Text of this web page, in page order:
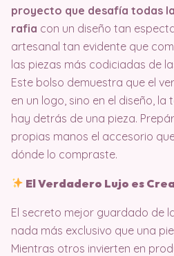
proyecto que desafía todas
rafia con un diseño tan
artesanal tan evidente que
las piezas más codiciadas de
Este bolso demuestra que el
en un logo, sino en el diseño,
hay detrás de una pieza.
propias manos el accesorio
dónde lo compraste.
El Verdadero Lujo es
El secreto mejor guardado de
nada más exclusivo que una
Mientras otros invierten en